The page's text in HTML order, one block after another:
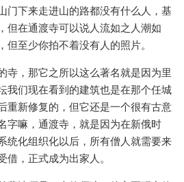
门下来走进山的路都没有什么人，基
但在通渡寺可以说人流如之人潮如
至少你拍不着没有人的照片。
寺，那它之所以这么著名就是因为里
我们现在看到的建筑也是在那个任城
重新修复的，但它还是一个很有古意
字嘛，通渡寺，就是因为在新俄时
统化组织化以后，所有僧人就需要来
，正式成为出家人。